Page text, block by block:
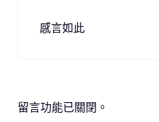
感言如此
留言功能已關閉。